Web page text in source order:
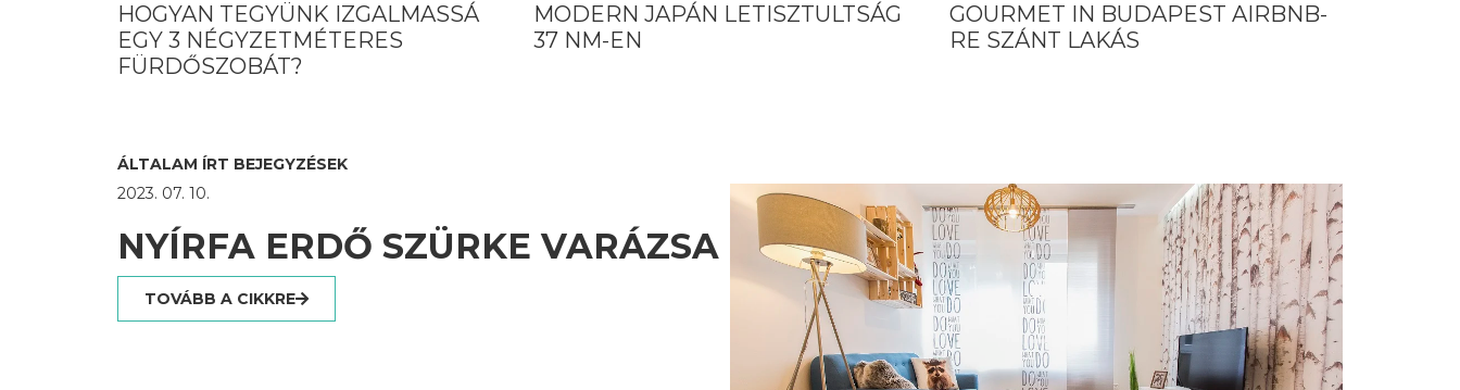
IZGALMASSÁ
MODERN JAPÁN LETISZTULTSÁG
37 NM-EN
GOURMET IN BUDAPEST AIRBNB-
SZÉPLAK MAGAZINBAN
MEGJELENT CIKK
ÁLTALAM ÍRT BEJEGYZÉSEK
2023. 07. 10.
NYÍRFA ERDŐ SZÜRKE VARÁZSA
TOVÁBB A CIKKRE